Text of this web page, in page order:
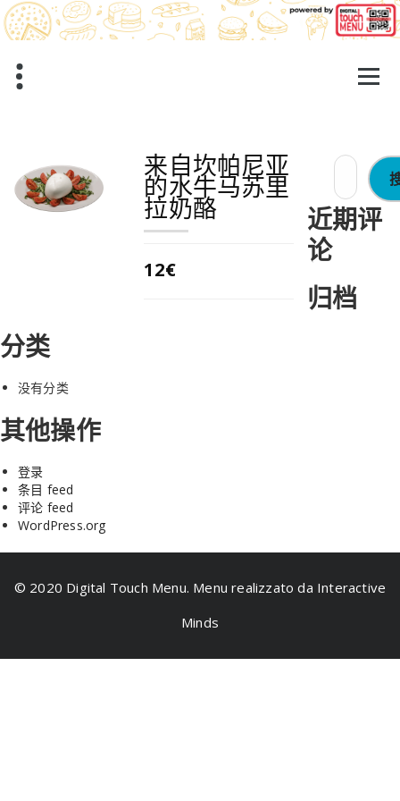
跳
至
正
来自坎帕尼亚
的水牛马苏里
拉奶酪
12€
搜
近期评
论
归档
分类
没有分类
其他操作
登录
条目 feed
评论 feed
WordPress.org
© 2020 Digital Touch Menu. Menu realizzato da Interactive
Minds